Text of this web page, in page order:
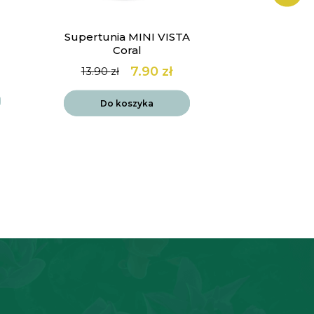
Supertunia MINI VISTA
Coral
13.90zł
Pierwotna
cena
wynosiła:
13.90 zł.
7.90 zł
Aktualna
cena
wynosi:
7.90 zł.
Do koszyka